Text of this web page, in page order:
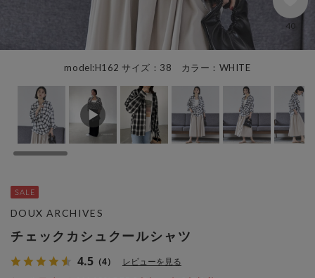
model:H162 サイズ：38 カラー：WHITE
40
チェックカシュクールシャツ
4.5 （4） レビューを見る
DOUX ARCHIVES